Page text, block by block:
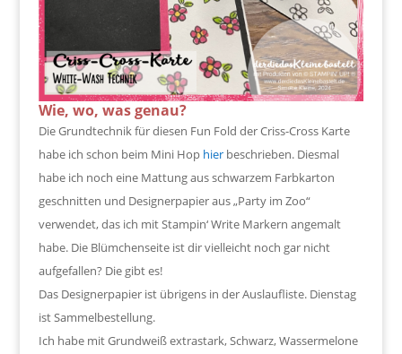
Wie, wo, was genau?
Die Grundtechnik für diesen Fun Fold der Criss-Cross Karte
habe ich schon beim Mini Hop hierbeschrieben. Diesmal
habe ich noch eine Mattung aus schwarzem Farbkarton
geschnitten und Designerpapier aus „Party im Zoo“
verwendet, das ich mit Stampin‘ Write Markern angemalt
habe. Die Blümchenseite ist dir vielleicht noch gar nicht
aufgefallen? Die gibt es!
Das Designerpapier ist übrigens in der Auslaufliste. Dienstag
ist Sammelbestellung.
Ich habe mit Grundweiß extrastark, Schwarz, Wassermelone